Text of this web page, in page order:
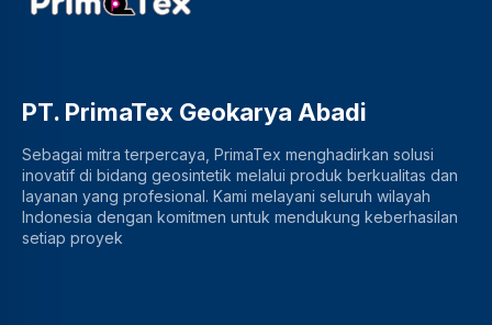
PT. PrimaTex Geokarya Abadi
Sebagai mitra terpercaya, PrimaTex menghadirkan solusi
inovatif di bidang geosintetik melalui produk berkualitas dan
layanan yang profesional. Kami melayani seluruh wilayah
Indonesia dengan komitmen untuk mendukung keberhasilan
setiap proyek